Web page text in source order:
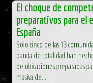
El choque de
preparativos para el
España
Solo cinco de las 13
banda de totalidad han
de ubicaciones preparadas
masiva de...